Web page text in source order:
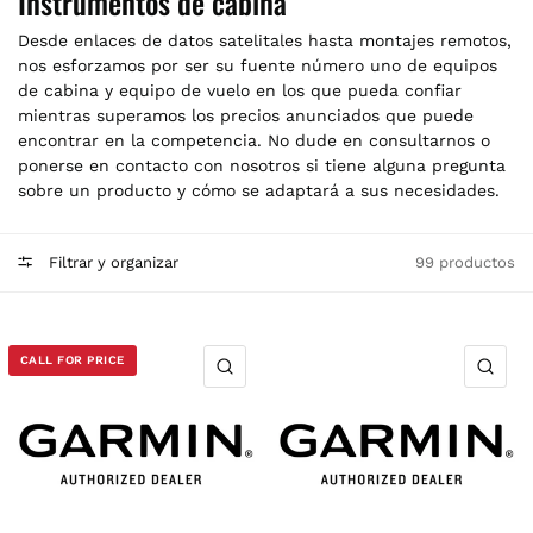
Desde enlaces de datos satelitales hasta montajes remotos,
nos esforzamos por ser su fuente número uno de equipos
de cabina y equipo de vuelo en los que pueda confiar
mientras superamos los precios anunciados que puede
encontrar en la competencia. No dude en consultarnos o
ponerse en contacto con nosotros si tiene alguna pregunta
sobre un producto y cómo se adaptará a sus necesidades.
Filtrar y organizar 99 productos
CALL FOR PRICE